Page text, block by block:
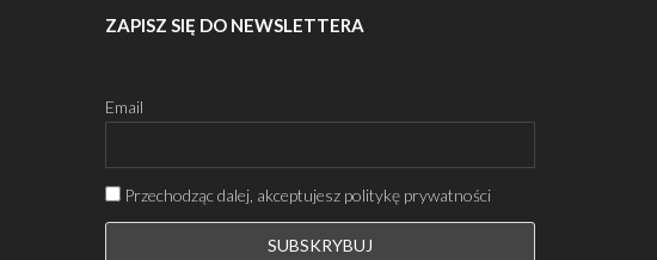
ZAPISZ SIĘ DO NEWSLETTERA
Email
Przechodząc dalej, akceptujesz politykę prywatności